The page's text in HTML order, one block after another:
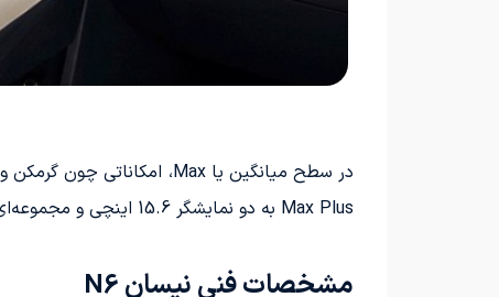
Max Plus به دو نمایشگر 15.6 اینچی و مجموعه‌ای کامل از سیستم‌های کمک رانندگی مجهز می‌باشد.
مشخصات فنی نیسان N6